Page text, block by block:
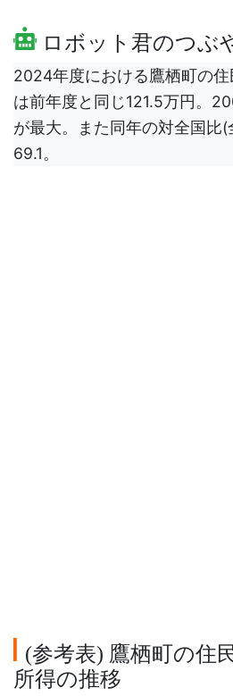
ロボット君のつぶ
2024年度における鷹栖町の
は前年度と同じ121.5万円。
が最大。また同年の対全国比
69.1。
(参考表) 鷹栖町の住
所得の推移